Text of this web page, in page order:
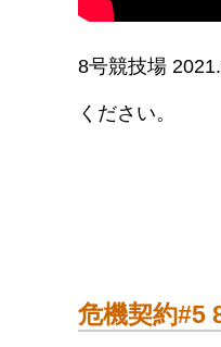
8号競技場
ください。
危機契約#5